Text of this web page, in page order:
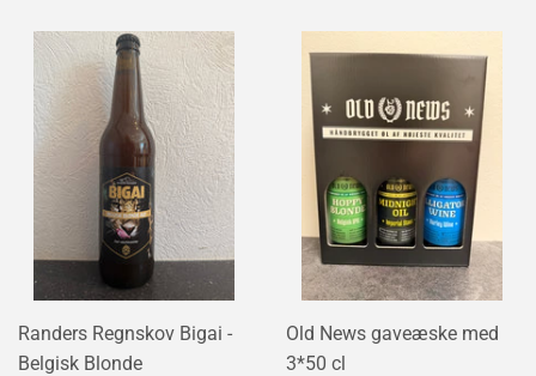
Randers Regnskov Bigai -
Belgisk Blonde
Old News gaveæske med
3*50 cl